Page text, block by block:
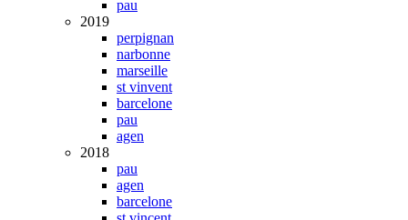
pau
2019
perpignan
narbonne
marseille
st vinvent
barcelone
pau
agen
2018
pau
agen
barcelone